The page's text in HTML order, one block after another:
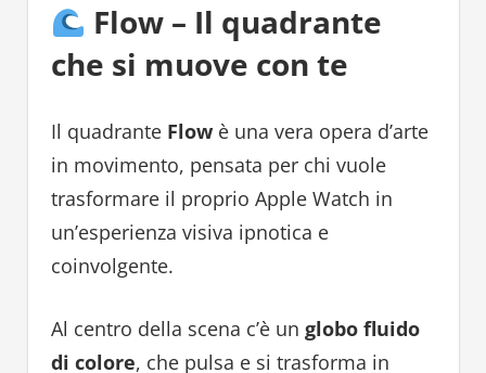
Flow – Il quadrante
che si muove con te
Il quadrante Flowè una vera opera d’arte
in movimento, pensata per chi vuole
trasformare il proprio Apple Watch in
un’esperienza visiva ipnotica e
coinvolgente.
Al centro della scena c’è un globo fluido
di colore, che pulsa e si trasforma in